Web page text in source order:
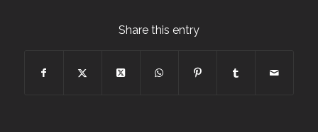
Share this entry